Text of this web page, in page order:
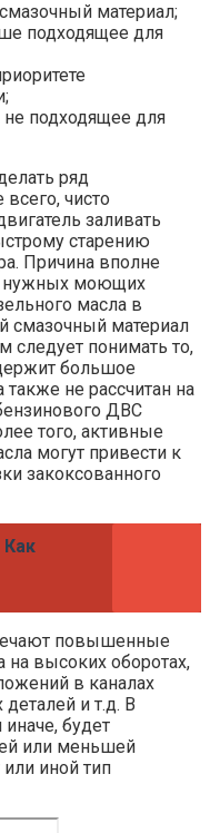
материал;
подходящее для
подходящее для
ряд
чисто
заливать
старению
Причина вполне
нужных моющих
масла в
смазочный материал
следует понимать то,
большое
не рассчитан на
ДВС
того, активные
могут привести к
закоксованного
Как
повышенные
на высоких оборотах,
в каналах
и т.д. В
будет
или меньшей
иной тип